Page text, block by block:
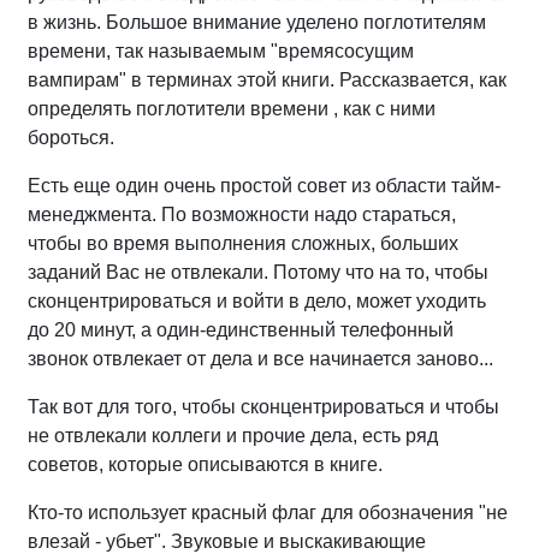
в жизнь. Большое внимание уделено поглотителям
времени, так называемым "времясосущим
вампирам" в терминах этой книги. Рассказвается, как
определять поглотители времени , как с ними
бороться.
Есть еще один очень простой совет из области тайм-
менеджмента. По возможности надо стараться,
чтобы во время выполнения сложных, больших
заданий Вас не отвлекали. Потому что на то, чтобы
сконцентрироваться и войти в дело, может уходить
до 20 минут, а один-единственный телефонный
звонок отвлекает от дела и все начинается заново...
Так вот для того, чтобы сконцентрироваться и чтобы
не отвлекали коллеги и прочие дела, есть ряд
советов, которые описываются в книге.
Кто-то использует красный флаг для обозначения "не
влезай - убьет". Звуковые и выскакивающие